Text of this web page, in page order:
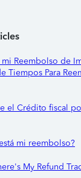
mi Reembolso de
Tiempos Para
el Crédito fiscal
mi reembolso?
My Refund